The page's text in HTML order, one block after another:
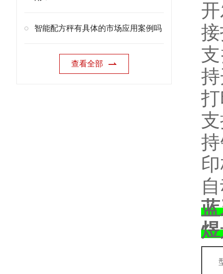
智能配方秤有具体的市场应用案例吗
查看全部